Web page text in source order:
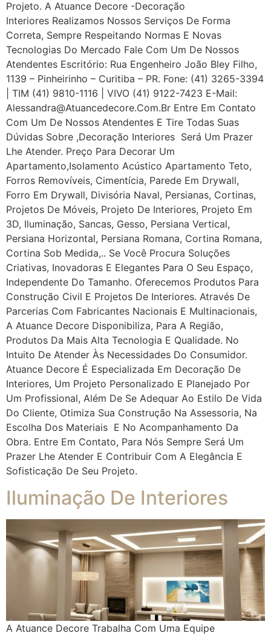
Projeto. A Atuance Decore -Decoração
Interiores Realizamos Nossos Serviços De Forma
Correta, Sempre Respeitando Normas E Novas
Tecnologias Do Mercado Fale Com Um De Nossos
Atendentes Escritório: Rua Engenheiro João Bley Filho,
1139 – Pinheirinho – Curitiba – PR. Fone: (41) 3265-3394
| TIM (41) 9810-1116 | VIVO (41) 9122-7423 E-Mail:
Alessandra@atuancedecore.com.br Entre Em Contato
Com Um De Nossos Atendentes E Tire Todas Suas
Dúvidas Sobre ,Decoração Interiores Será Um Prazer
Lhe Atender. Preço Para Decorar Um
Apartamento,Isolamento Acústico Apartamento Teto,
Forros Removíveis, Cimentícia, Parede Em Drywall,
Forro Em Drywall, Divisória Naval, Persianas, Cortinas,
Projetos De Móveis, Projeto De Interiores, Projeto Em
3D, Iluminação, Sancas, Gesso, Persiana Vertical,
Persiana Horizontal, Persiana Romana, Cortina Romana,
Cortina Sob Medida,.. Se Você Procura Soluções
Criativas, Inovadoras E Elegantes Para O Seu Espaço,
Independente Do Tamanho. Oferecemos Produtos Para
Construção Civil E Projetos De Interiores. Através De
Parcerias Com Fabricantes Nacionais E Multinacionais,
A Atuance Decore Disponibiliza, Para A Região,
Produtos Da Mais Alta Tecnologia E Qualidade. No
Intuito De Atender Às Necessidades Do Consumidor.
Atuance Decore É Especializada Em Decoração De
Interiores, Um Projeto Personalizado E Planejado Por
Um Profissional, Além De Se Adequar Ao Estilo De Vida
Do Cliente, Otimiza Sua Construção Na Assessoria, Na
Escolha Dos Materiais E No Acompanhamento Da
Obra. Entre Em Contato, Para Nós Sempre Será Um
Prazer Lhe Atender E Contribuir Com A Elegância E
Sofisticação De Seu Projeto.
Iluminação De Interiores
A Atuance Decore Trabalha Com Uma Equipe